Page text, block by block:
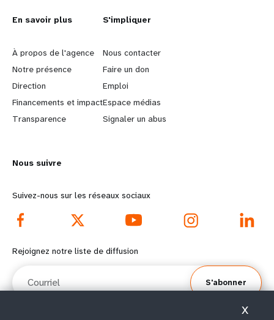
L
e
a
r
n
o
r
e
f
o
En savoir plus
À propos de l'agence
Notre présence
Direction
Financements et impact
Transparence
G
o
b
e
y
d
o
t
S'impliquer
Nous contacter
Faire un don
Emploi
Espace médias
Signaler un abus
Nous suivre
Suivez-nous sur les réseaux sociaux
Rejoignez notre liste de diffusion
S'abonner
X